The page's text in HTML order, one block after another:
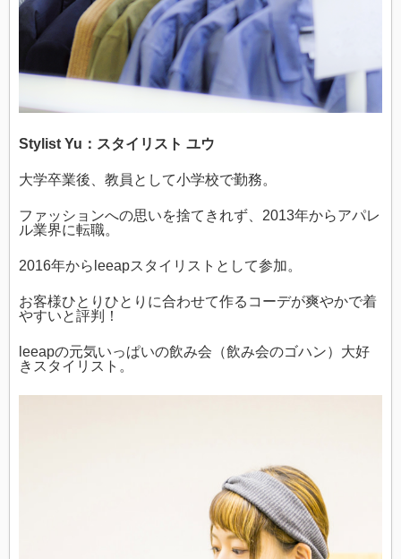
Stylist Yu：スタイリスト ユウ
大学卒業後、教員として小学校で勤務。
ファッションへの思いを捨てきれず、2013年からアパレ
ル業界に転職。
2016年からleeapスタイリストとして参加。
お客様ひとりひとりに合わせて作るコーデが爽やかで着
やすいと評判！
leeapの元気いっぱいの飲み会（飲み会のゴハン）大好
きスタイリスト。